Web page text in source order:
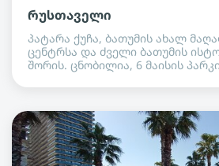
რუსთაველი
პატარა ქუჩა, ბათუმის ახალ
ცენტრსა და ძველი ბათუმის
შორის. ცნობილია, 6 მაისის